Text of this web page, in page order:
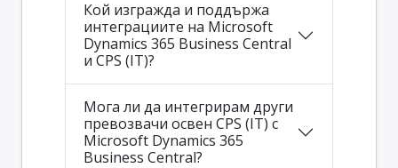
Кой изгражда и поддържа
интеграциите на Microsoft
Dynamics 365 Business Central
и CPS (IT)?
Мога ли да интегрирам други
превозвачи освен CPS (IT) с
Microsoft Dynamics 365
Business Central?